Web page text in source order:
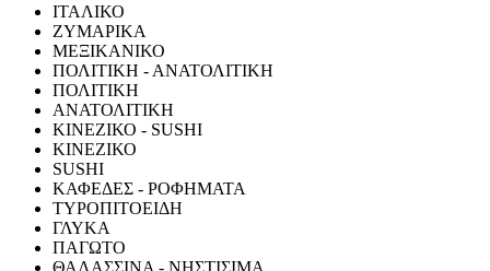
ΙΤΑΛΙΚΟ
ΖΥΜΑΡΙΚΑ
ΜΕΞΙΚΑΝΙΚΟ
ΠΟΛΙΤΙΚΗ - ΑΝΑΤΟΛΙΤΙΚΗ
ΠΟΛΙΤΙΚΗ
ΑΝΑΤΟΛΙΤΙΚΗ
ΚΙΝΕΖΙΚΟ - SUSHI
ΚΙΝΕΖΙΚΟ
SUSHI
ΚΑΦΕΔΕΣ - ΡΟΦΗΜΑΤΑ
ΤΥΡΟΠΙΤΟΕΙΔΗ
ΓΛΥΚΑ
ΠΑΓΩΤΟ
ΘΑΛΑΣΣΙΝΑ - ΝΗΣΤΙΣΙΜΑ